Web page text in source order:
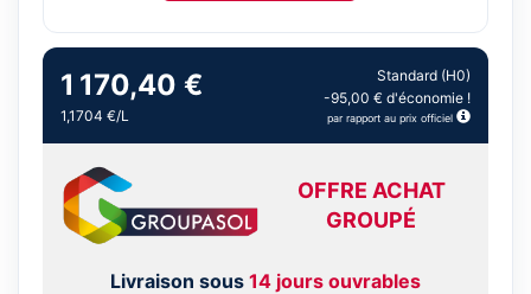
1 170,40 €
1,1704 €/L
Standard (H0)
-95,00 € d'économie !
par rapport au prix officiel
OFFRE ACHAT
GROUPÉ
Livraison sous 14 jours ouvrables